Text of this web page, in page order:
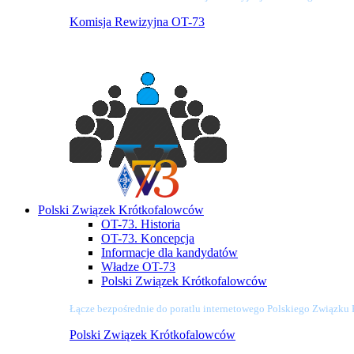
Komisja Rewizyjna OT-73
Polski Związek Krótkofalowców
OT-73. Historia
OT-73. Koncepcja
Informacje dla kandydatów
Władze OT-73
Polski Związek Krótkofalowców
Łącze bezpośrednie do poratlu internetowego Polskiego
Polski Związek Krótkofalowców